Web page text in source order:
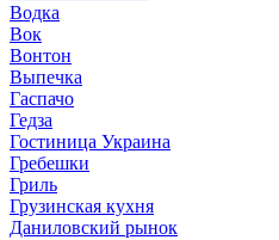
Водка
Вок
Вонтон
Выпечка
Гаспачо
Гедза
Гостиница Украина
Гребешки
Гриль
Грузинская кухня
Даниловский рынок